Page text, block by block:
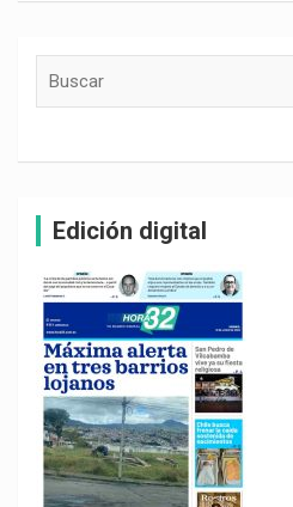
Edición digital